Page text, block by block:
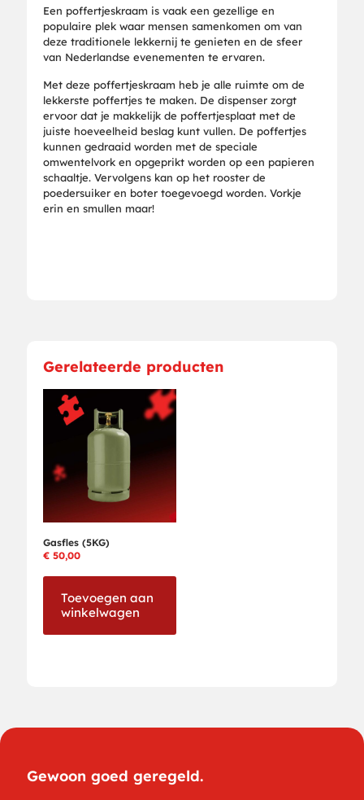
Een poffertjeskraam is vaak een gezellige en
populaire plek waar mensen samenkomen om van
deze traditionele lekkernij te genieten en de sfeer
van Nederlandse evenementen te ervaren.
Met deze poffertjeskraam heb je alle ruimte om de
lekkerste poffertjes te maken. De dispenser zorgt
ervoor dat je makkelijk de poffertjesplaat met de
juiste hoeveelheid beslag kunt vullen. De poffertjes
kunnen gedraaid worden met de speciale
omwentelvork en opgeprikt worden op een papieren
schaaltje. Vervolgens kan op het rooster de
poedersuiker en boter toegevoegd worden. Vorkje
erin en smullen maar!
Gerelateerde producten
Gasfles (5KG)
€ 50,00
Toevoegen aan
winkelwagen
Gewoon goed geregeld.